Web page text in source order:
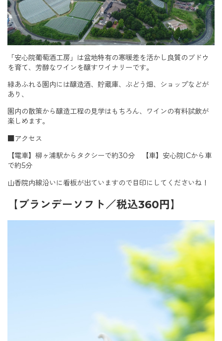
「安心院葡萄酒工房」は盆地特有の寒暖差を活かし良質のブドウ
を育て、芳醇なワインを醸すワイナリーです。
緑あふれる園内には醸造酒、貯蔵庫、ぶどう畑、ショップなどが
あり、
園内の散策から醸造工程の見学はもちろん、ワインの有料試飲が
楽しめます。
■アクセス
【電車】柳ヶ浦駅からタクシーで約30分 【車】安心院ICから車
で約5分
山香院内線沿いに看板が出ていますので目印にしてくださいね！
【ブランデーソフト／税込360円】